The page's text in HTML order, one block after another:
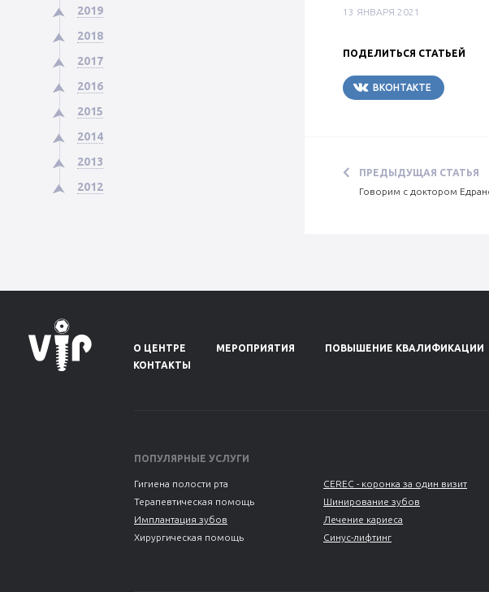
2019
2018
2017
2016
2015
2014
2013
2012
13 ЯНВАРЯ 2021
ПОДЕЛИТЬСЯ СТАТЬЕЙ
ВКОНТАКТЕ
ПРЕДЫДУЩАЯ СТАТЬЯ
Говорим с доктором
О ЦЕНТРЕ МЕРОПРИЯТИЯ ПОВЫШЕНИЕ КВАЛИФИКАЦИИ
КОНТАКТЫ
ПОПУЛЯРНЫЕ УСЛУГИ
Гигиена полости рта
Терапевтическая помощь
Имплантация зубов
Хирургическая помощь
CEREC - коронка за один визит
Шинирование зубов
Лечение кариеса
Синус-лифтинг